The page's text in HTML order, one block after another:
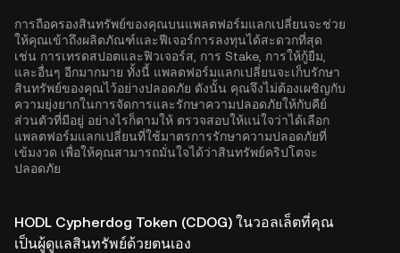
การถือครองสินทรัพย์ของคุณบนแพลตฟอร์มแลกเปลี่ยนจะช่วย
ให้คุณเข้าถึงผลิตภัณฑ์และฟีเจอร์การลงทุนได้สะดวกที่สุด
เช่น การเทรดสปอตและฟิวเจอร์ส, การ Stake, การให้กู้ยืม,
และอื่นๆ อีกมากมาย ทั้งนี้ แพลตฟอร์มแลกเปลี่ยนจะเก็บรักษา
สินทรัพย์ของคุณไว้อย่างปลอดภัย ดังนั้น คุณจึงไม่ต้องเผชิญกับ
ความยุ่งยากในการจัดการและรักษาความปลอดภัยให้กับคีย์
ส่วนตัวที่มีอยู่ อย่างไรก็ตามให้ ตรวจสอบให้แน่ใจว่าได้เลือก
แพลตฟอร์มแลกเปลี่ยนที่ใช้มาตรการรักษาความปลอดภัยที่
เข้มงวด เพื่อให้คุณสามารถมั่นใจได้ว่าสินทรัพย์คริปโตจะ
ปลอดภัย
HODL Cypherdog Token (CDOG) ในวอลเล็ตที่คุณ
เป็นผู้ดูแลสินทรัพย์ด้วยตนเอง